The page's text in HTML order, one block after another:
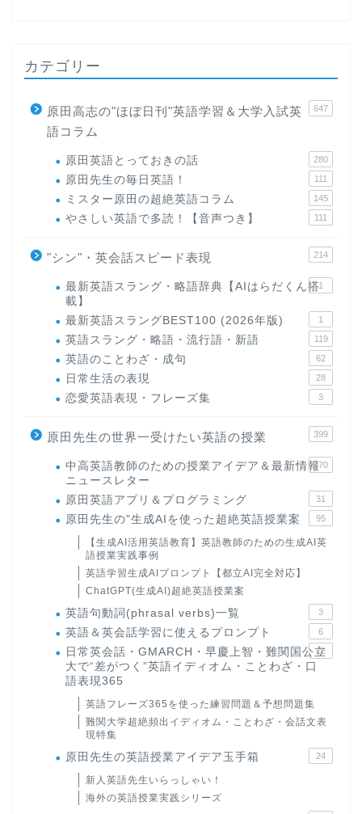
カテゴリー
原田高志の"ほぼ日刊"英語学習＆大学入試英
語コラム
647
原田英語とっておきの話 280
原田先生の毎日英語！ 111
ミスター原田の超絶英語コラム 145
やさしい英語で多読！【音声つき】 111
"シン"・英会話スピード表現 214
最新英語スラング・略語辞典【AIはらだくん搭
載】
1
最新英語スラングBEST100 (2026年版) 1
英語スラング・略語・流行語・新語 119
英語のことわざ・成句 62
日常生活の表現 28
恋愛英語表現・フレーズ集 3
原田先生の世界一受けたい英語の授業 399
中高英語教師のための授業アイデア＆最新情報
ニュースレター
170
原田英語アプリ＆プログラミング 31
原田先生の"生成AIを使った超絶英語授業案 95
【生成AI活用英語教育】英語教師のための生成AI英
語授業実践事例
英語学習生成AIプロンプト【都立AI完全対応】
ChatGPT(生成AI)超絶英語授業案
英語句動詞(phrasal verbs)一覧 3
英語＆英会話学習に使えるプロンプト 6
日常英会話・GMARCH・早慶上智・難関国公立
大で“差がつく”英語イディオム・ことわざ・口
語表現365
22
英語フレーズ365を使った練習問題＆予想問題集
難関大学超絶頻出イディオム・ことわざ・会話文表
現特集
原田先生の英語授業アイデア玉手箱 24
新人英語先生いらっしゃい！
海外の英語授業実践シリーズ